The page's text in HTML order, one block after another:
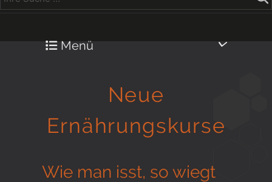
Menü
Gesund in Form
Neue
Ernährungskurse
Wie man isst, so wiegt